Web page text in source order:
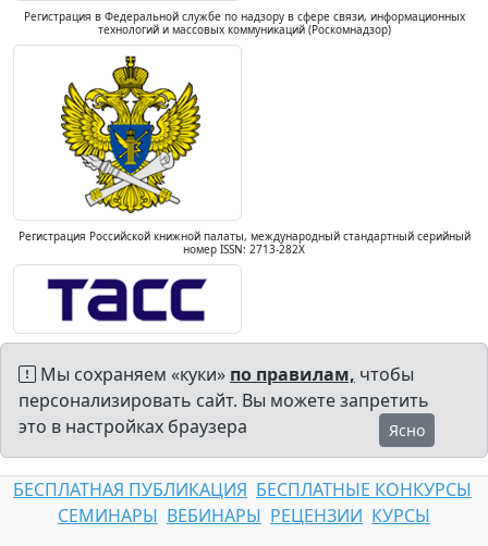
Регистрация в Федеральной службе по надзору в сфере связи, информационных
технологий и массовых коммуникаций (Роскомнадзор)
Регистрация Российской книжной палаты, международный стандартный серийный
номер ISSN: 2713-282X
Мы сохраняем «куки» по правилам, чтобы
персонализировать сайт. Вы можете запретить
это в настройках браузера
Ясно
БЕСПЛАТНАЯ ПУБЛИКАЦИЯ БЕСПЛАТНЫЕ КОНКУРСЫ
СЕМИНАРЫ ВЕБИНАРЫ РЕЦЕНЗИИ КУРСЫ